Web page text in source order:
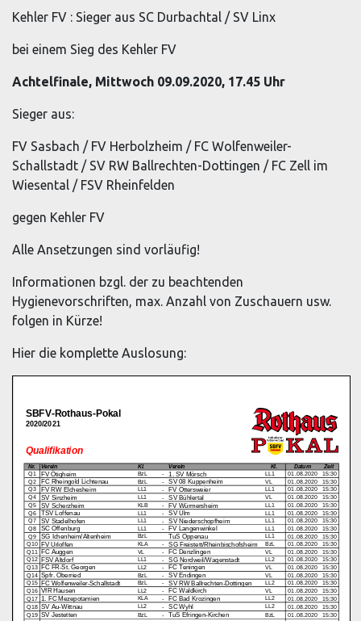
Kehler FV : Sieger aus SC Durbachtal / SV Linx
bei einem Sieg des Kehler FV
Achtelfinale, Mittwoch 09.09.2020, 17.45 Uhr
Sieger aus:
FV Sasbach / FV Herbolzheim / FC Wolfenweiler-
Schallstadt / SV RW Ballrechten-Dottingen / FC Zell im
Wiesental / FSV Rheinfelden
gegen Kehler FV
Alle Ansetzungen sind vorläufig!
Informationen bzgl. der zu beachtenden
Hygienevorschriften, max. Anzahl von Zuschauern usw.
folgen in Kürze!
Hier die komplette Auslosung: